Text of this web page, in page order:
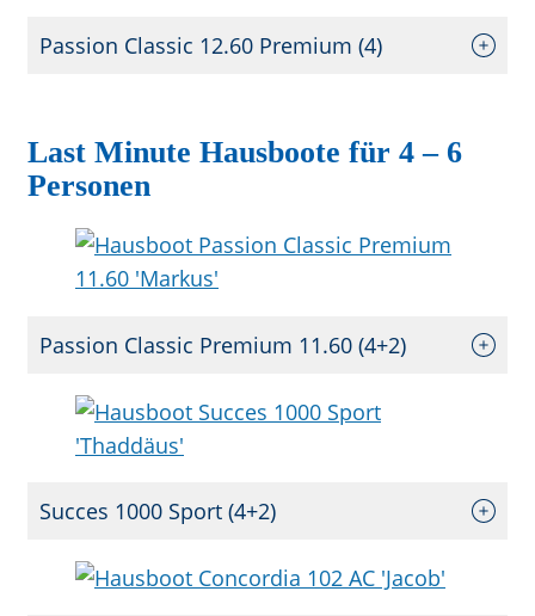
Passion Classic 12.60 Premium (4)
Last Minute Hausboote für 4 – 6
Personen
Passion Classic Premium 11.60 (4+2)
Succes 1000 Sport (4+2)